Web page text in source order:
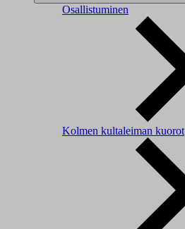
Osallistuminen
Kolmen kultaleiman kuorot